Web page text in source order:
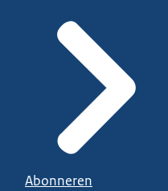
Abonneren